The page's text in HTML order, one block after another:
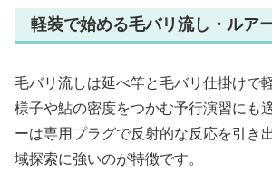
軽装で始める毛バリ流し・ルア
毛バリ流しは延べ竿と毛バリ仕掛けで
様子や鮎の密度をつかむ予行演習にも
ーは専用プラグで反射的な反応を引き
域探索に強いのが特徴です。